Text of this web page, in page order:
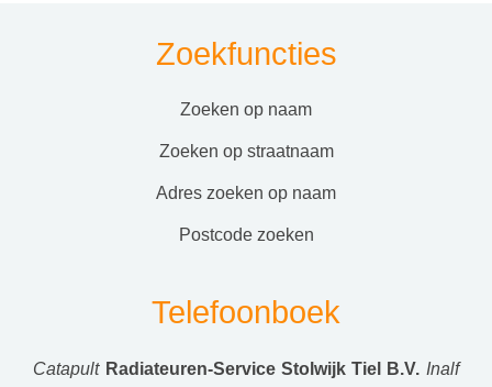
Zoekfuncties
zoeken op naam
zoeken op straatnaam
adres zoeken op naam
postcode zoeken
Telefoonboek
Catapult Radiateuren-Service Stolwijk Tiel B.V. Inalf